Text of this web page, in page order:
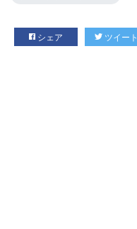
シェア ツイート